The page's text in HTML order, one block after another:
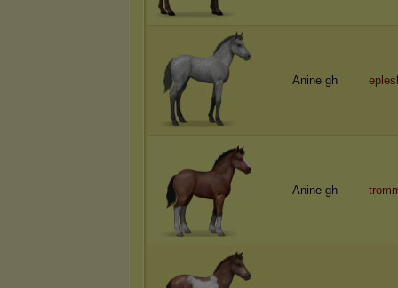
Anine gh
Anine gh